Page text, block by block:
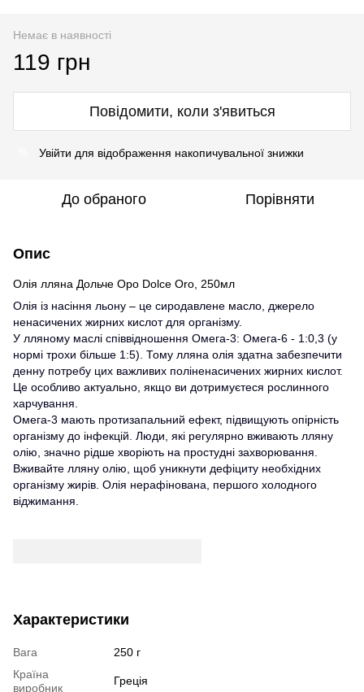
Немає в наявності
119 грн
Повідомити, коли з'явиться
Увійти для відображення накопичувальної знижки
До обраного Порівняти
Опис
Олія лляна Дольче Оро Dolce Oro, 250мл
Олія із насіння льону – це сиродавлене масло, джерело
ненасичених жирних кислот для організму.
У лляному маслі співвідношення Омега-3: Омега-6 - 1:0,3 (у
нормі трохи більше 1:5). Тому лляна олія здатна забезпечити
денну потребу цих важливих поліненасичених жирних кислот.
Це особливо актуально, якщо ви дотримуєтеся рослинного
харчування.
Омега-3 мають протизапальний ефект, підвищують опірність
організму до інфекцій. Люди, які регулярно вживають лляну
олію, значно рідше хворіють на простудні захворювання.
Вживайте лляну олію, щоб уникнути дефіциту необхідних
організму жирів. Олія нерафінована, першого холодного
віджимання.
Характеристики
Вага
250 г
Країна
виробник
Греція